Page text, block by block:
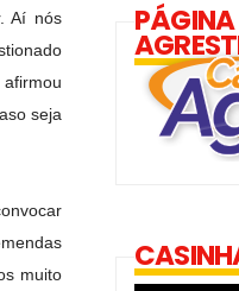
Aí nós
seja
muito